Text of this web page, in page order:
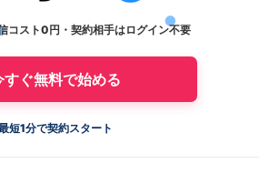
コスト0円・契約相手はログイン不要
すぐ無料で始める
短1分で契約スタート